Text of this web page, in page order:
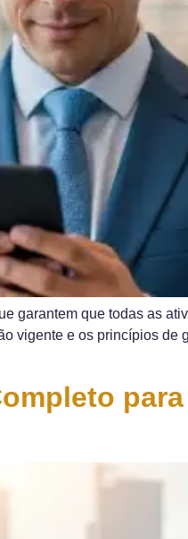
garantem que todas as
vigente e os princípios de